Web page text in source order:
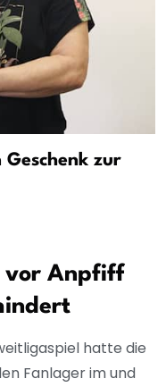
zur
vor Anpfiff
hatte die
Fanlager im und